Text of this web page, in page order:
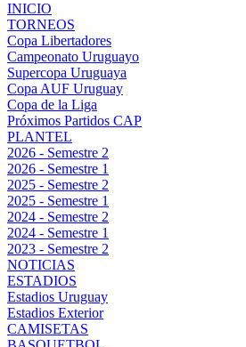
INICIO
TORNEOS
Copa Libertadores
Campeonato Uruguayo
Supercopa Uruguaya
Copa AUF Uruguay
Copa de la Liga
Próximos Partidos CAP
PLANTEL
2026 - Semestre 2
2026 - Semestre 1
2025 - Semestre 2
2025 - Semestre 1
2024 - Semestre 2
2024 - Semestre 1
2023 - Semestre 2
NOTICIAS
ESTADIOS
Estadios Uruguay
Estadios Exterior
CAMISETAS